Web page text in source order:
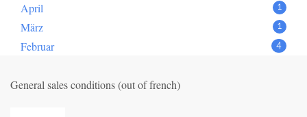
April 1
März 1
Februar 4
General sales conditions (out of french)